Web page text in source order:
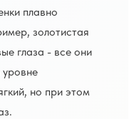
плавно
золотистая
глаза - все они
но при этом